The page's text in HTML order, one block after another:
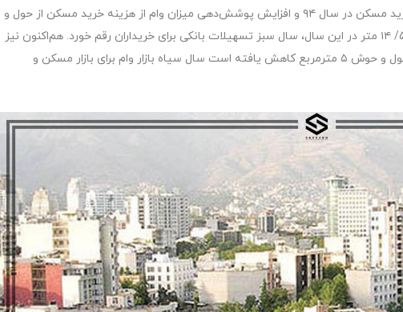
این درحالی است که با افزایش سقف تسهیلات خرید مسکن در سال ۹۴ و افزایش پوشش‌دهی میزان وام از هزینه خرید مسکن از حول و
حوش ۵ متر در سال‌های ابتدای دهه ۹۰ به حدود ۵/ ۱۴ متر در این سال، سال سبز تسهیلات بانکی برای خریداران رقم خورد. هم‌اکنون نیز
که در سال ۹۹ قدرت خرید وام در بازار مسکن به حول و حوش ۵ مترمربع کاهش یافته است سال سیاه بازار وام برای بازار مسکن و